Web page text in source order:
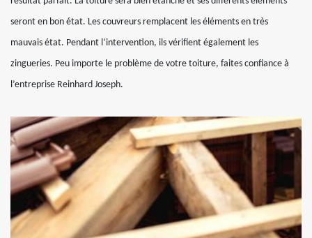
seront en bon état. Les couvreurs remplacent les éléments en très
mauvais état. Pendant l’intervention, ils vérifient également les
zingueries. Peu importe le problème de votre toiture, faites confiance à
l’entreprise Reinhard Joseph.